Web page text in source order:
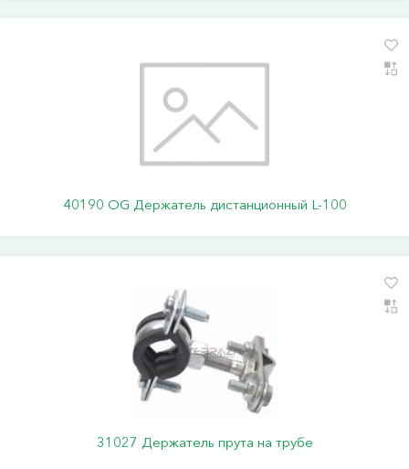
40190 ОG Держатель дистанционный L-100
31027 Держатель прута на трубе